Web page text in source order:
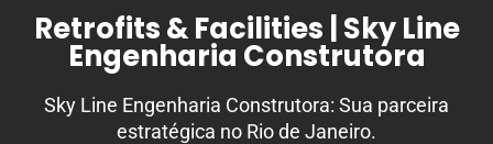
Retrofits & Facilities | Sky Line
Engenharia Construtora
Sky Line Engenharia Construtora: Sua parceira
estratégica no Rio de Janeiro.